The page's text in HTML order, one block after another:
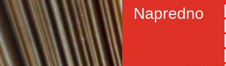
Napredno